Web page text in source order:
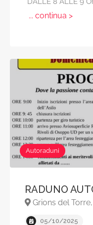
... continua >
Autoraduni
RADUNO
Grions del
05/10/2025